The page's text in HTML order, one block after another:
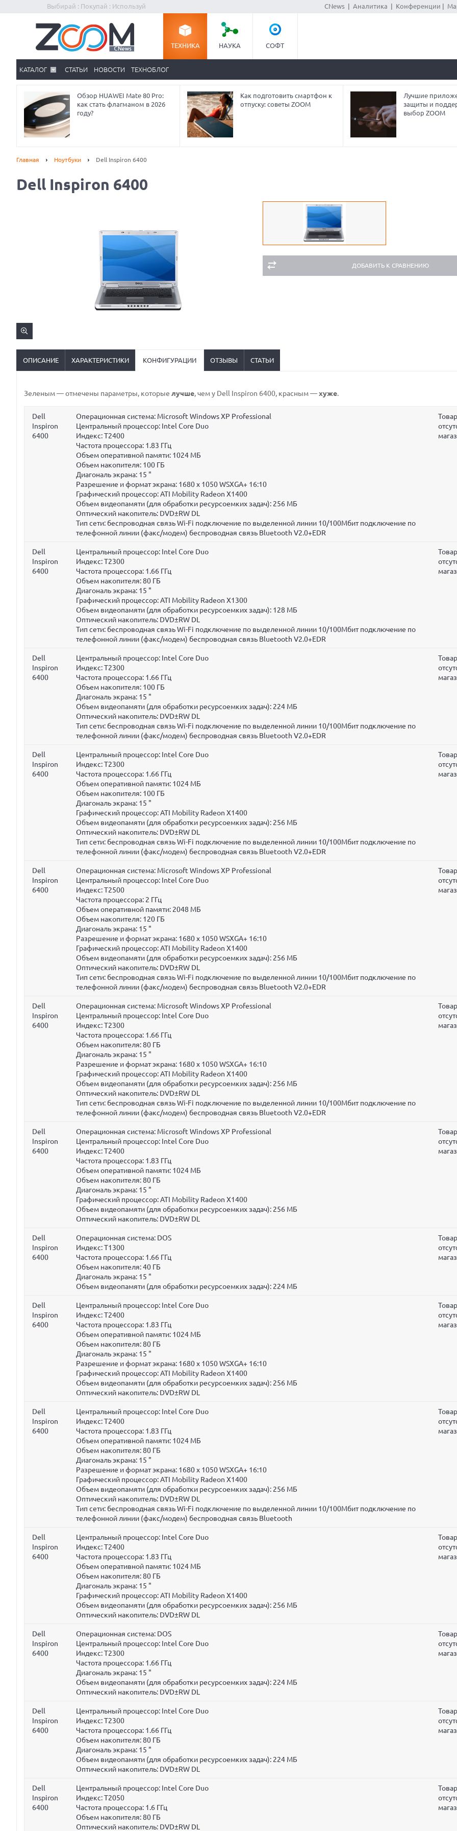
Выбирай : Покупай : Используй CNews| Аналитика Конференции
ТЕХНИКА НАУКА СОФТ
КАТАЛОГ СТАТЬИ НОВОСТИ ТЕХНОБЛОГ
Обзор HUAWEI Mate 80 Pro:
как стать флагманом в 2026
году?
Как подготовить смартфон к
отпуску: советы ZOOM
Лучшие
защиты и
выбор ZOOM
Главная Ноутбуки Dell Inspiron 6400
Dell Inspiron 6400
ДОБАВИТЬ К СРАВНЕНИЮ
ОПИСАНИЕ ХАРАКТЕРИСТИКИ КОНФИГУРАЦИИ ОТЗЫВЫ СТАТЬИ
Зеленым— отмечены параметры, которые лучше, чем у Dell Inspiron 6400, красным—хуже.
Dell
Inspiron
6400
Операционная система: Microsoft Windows XP Professional
Центральный процессор: Intel Core Duo
Индекс: T2400
Частота процессора: 1.83 ГГц
Объем оперативной памяти: 1024 МБ
Объем накопителя: 100 ГБ
Диагональ экрана: 15 "
Разрешение и формат экрана: 1680 x 1050 WSXGA+ 16:10
Графический процессор: ATI Mobility Radeon X1400
Объем видеопамяти (для обработки ресурсоемких задач): 256 МБ
Оптический накопитель: DVD±RW DL
Тип сети: беспроводная связь Wi-Fi подключение по выделенной линии 10/100Мбит подключение по
телефонной линии (факс/модем) беспроводная связь Bluetooth V2.0+EDR
Товар
Dell
Inspiron
6400
Центральный процессор: Intel Core Duo
Индекс: T2300
Частота процессора: 1.66 ГГц
Объем накопителя:80 ГБ
Диагональ экрана: 15 "
Графический процессор: ATI Mobility Radeon X1300
Объем видеопамяти (для обработки ресурсоемких задач): 128 МБ
Оптический накопитель: DVD±RW DL
Тип сети: беспроводная связь Wi-Fi подключение по выделенной линии 10/100Мбит подключение по
телефонной линии (факс/модем) беспроводная связь Bluetooth V2.0+EDR
Товар
Dell
Inspiron
6400
Центральный процессор: Intel Core Duo
Индекс: T2300
Частота процессора: 1.66 ГГц
Объем накопителя: 100 ГБ
Диагональ экрана: 15 "
Объем видеопамяти (для обработки ресурсоемких задач): 224 МБ
Оптический накопитель: DVD±RW DL
Тип сети: беспроводная связь Wi-Fi подключение по выделенной линии 10/100Мбит подключение по
телефонной линии (факс/модем) беспроводная связь Bluetooth V2.0+EDR
Товар
Dell
Inspiron
6400
Центральный процессор: Intel Core Duo
Индекс: T2300
Частота процессора: 1.66 ГГц
Объем оперативной памяти: 1024 МБ
Объем накопителя: 100 ГБ
Диагональ экрана: 15 "
Графический процессор: ATI Mobility Radeon X1400
Объем видеопамяти (для обработки ресурсоемких задач): 256 МБ
Оптический накопитель: DVD±RW DL
Тип сети: беспроводная связь Wi-Fi подключение по выделенной линии 10/100Мбит подключение по
телефонной линии (факс/модем) беспроводная связь Bluetooth V2.0+EDR
Товар
Dell
Inspiron
6400
Операционная система: Microsoft Windows XP Professional
Центральный процессор: Intel Core Duo
Индекс: T2500
Частота процессора: 2 ГГц
Объем оперативной памяти: 2048 МБ
Объем накопителя: 120 ГБ
Диагональ экрана: 15 "
Разрешение и формат экрана: 1680 x 1050 WSXGA+ 16:10
Графический процессор: ATI Mobility Radeon X1400
Объем видеопамяти (для обработки ресурсоемких задач): 256 МБ
Оптический накопитель: DVD±RW DL
Тип сети: беспроводная связь Wi-Fi подключение по выделенной линии 10/100Мбит подключение по
телефонной линии (факс/модем) беспроводная связь Bluetooth V2.0+EDR
Товар
Dell
Inspiron
6400
Операционная система: Microsoft Windows XP Professional
Центральный процессор: Intel Core Duo
Индекс: T2300
Частота процессора: 1.66 ГГц
Объем накопителя:80 ГБ
Диагональ экрана: 15 "
Разрешение и формат экрана: 1680 x 1050 WSXGA+ 16:10
Графический процессор: ATI Mobility Radeon X1400
Объем видеопамяти (для обработки ресурсоемких задач): 256 МБ
Оптический накопитель: DVD±RW DL
Тип сети: беспроводная связь Wi-Fi подключение по выделенной линии 10/100Мбит подключение по
телефонной линии (факс/модем) беспроводная связь Bluetooth V2.0+EDR
Товар
Dell
Inspiron
6400
Операционная система: Microsoft Windows XP Professional
Центральный процессор: Intel Core Duo
Индекс: T2400
Частота процессора: 1.83 ГГц
Объем оперативной памяти: 1024 МБ
Объем накопителя:80 ГБ
Диагональ экрана: 15 "
Графический процессор: ATI Mobility Radeon X1400
Объем видеопамяти (для обработки ресурсоемких задач): 256 МБ
Оптический накопитель: DVD±RW DL
Товар
Dell
Inspiron
6400
Операционная система: DOS
Индекс: T1300
Частота процессора: 1.66 ГГц
Объем накопителя:40 ГБ
Диагональ экрана: 15 "
Объем видеопамяти (для обработки ресурсоемких задач): 224 МБ
Товар
Dell
Inspiron
6400
Центральный процессор: Intel Core Duo
Индекс: T2400
Частота процессора: 1.83 ГГц
Объем оперативной памяти: 1024 МБ
Объем накопителя:80 ГБ
Диагональ экрана: 15 "
Разрешение и формат экрана: 1680 x 1050 WSXGA+ 16:10
Графический процессор: ATI Mobility Radeon X1400
Объем видеопамяти (для обработки ресурсоемких задач): 256 МБ
Оптический накопитель: DVD±RW DL
Товар
Dell
Inspiron
6400
Центральный процессор: Intel Core Duo
Индекс: T2400
Частота процессора: 1.83 ГГц
Объем оперативной памяти: 1024 МБ
Объем накопителя:80 ГБ
Диагональ экрана: 15 "
Разрешение и формат экрана: 1680 x 1050 WSXGA+ 16:10
Графический процессор: ATI Mobility Radeon X1400
Объем видеопамяти (для обработки ресурсоемких задач): 256 МБ
Оптический накопитель: DVD±RW DL
Тип сети: беспроводная связь Wi-Fi подключение по выделенной линии 10/100Мбит подключение по
телефонной линии (факс/модем) беспроводная связь Bluetooth
Товар
Dell
Inspiron
6400
Центральный процессор: Intel Core Duo
Индекс: T2400
Частота процессора: 1.83 ГГц
Объем оперативной памяти: 1024 МБ
Объем накопителя:80 ГБ
Диагональ экрана: 15 "
Графический процессор: ATI Mobility Radeon X1400
Объем видеопамяти (для обработки ресурсоемких задач): 256 МБ
Оптический накопитель: DVD±RW DL
Товар
Dell
Inspiron
6400
Операционная система: DOS
Центральный процессор: Intel Core Duo
Индекс: T2300
Частота процессора: 1.66 ГГц
Диагональ экрана: 15 "
Объем видеопамяти (для обработки ресурсоемких задач): 224 МБ
Оптический накопитель: DVD±RW DL
Товар
Dell
Inspiron
6400
Центральный процессор: Intel Core Duo
Индекс: T2300
Частота процессора: 1.66 ГГц
Объем накопителя:80 ГБ
Диагональ экрана: 15 "
Объем видеопамяти (для обработки ресурсоемких задач): 224 МБ
Оптический накопитель: DVD±RW DL
Товар
Dell
Inspiron
6400
Центральный процессор: Intel Core Duo
Индекс: T2050
Частота процессора: 1.6 ГГц
Объем накопителя:80 ГБ
Оптический накопитель: DVD±RW DL
Товар